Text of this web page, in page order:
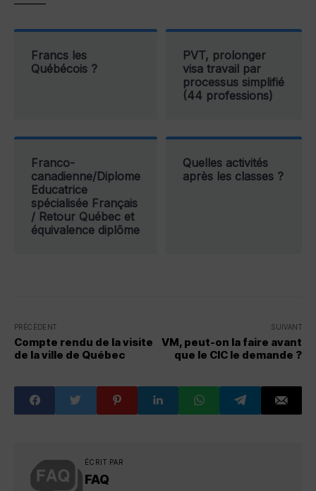
———
Francs les
Québécois ?
PVT, prolonger
visa travail par
processus simplifié
(44 professions)
Franco-
canadienne/Diplome
Educatrice
spécialisée Français
/ Retour Québec et
équivalence diplôme
Quelles activités
après les classes ?
PRÉCÉDENT
Compte rendu de la visite
de la ville de Québec
SUIVANT
VM, peut-on la faire avant
que le CIC le demande ?
ÉCRIT PAR
FAQ